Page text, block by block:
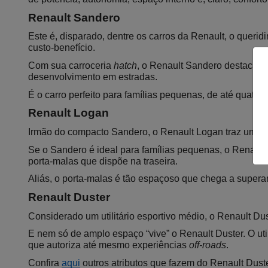
Renault Sandero
Este é, disparado, dentre os carros da Renault, o
custo-benefício.
Com sua carroceria hatch, o Renault Sandero destaca-
desenvolvimento em estradas.
É o carro perfeito para famílias pequenas, de até
Renault Logan
Irmão do compacto Sandero, o Renault Logan traz
Se o Sandero é ideal para famílias pequenas, o
porta-malas que dispõe na traseira.
Aliás, o porta-malas é tão espaçoso que chega a
Renault Duster
Considerado um utilitário esportivo médio, o Renault
E nem só de amplo espaço “vive” o Renault Duster. O
que autoriza até mesmo experiências off-roads.
Confira aqui outros atributos que fazem do Renault